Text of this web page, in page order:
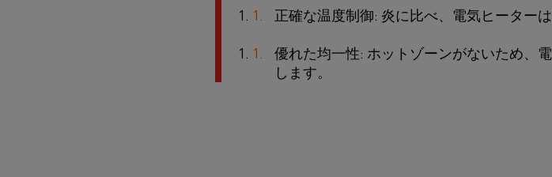
正確な温度制御: 炎に比べ、電気ヒーター
優れた均一性: ホットゾーンがないため、
します。